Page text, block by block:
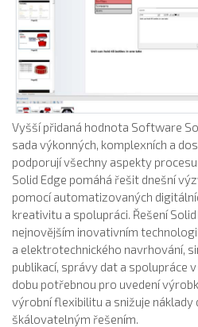
Vyšší přidaná hodnota Software
sada výkonných, komplexních a
podporují všechny aspekty
Solid Edge pomáhá řešit dnešní
pomocí automatizovaných
kreativitu a spolupráci. Řešení
nejnovějším inovativním
a elektrotechnického navrhování,
publikací, správy dat a spolupráce
dobu potřebnou pro uvedení
výrobní flexibilitu a snižuje
škálovatelným řešením.